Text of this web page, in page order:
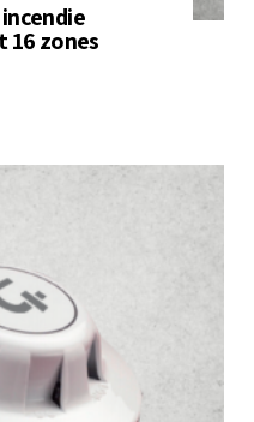
16 zones